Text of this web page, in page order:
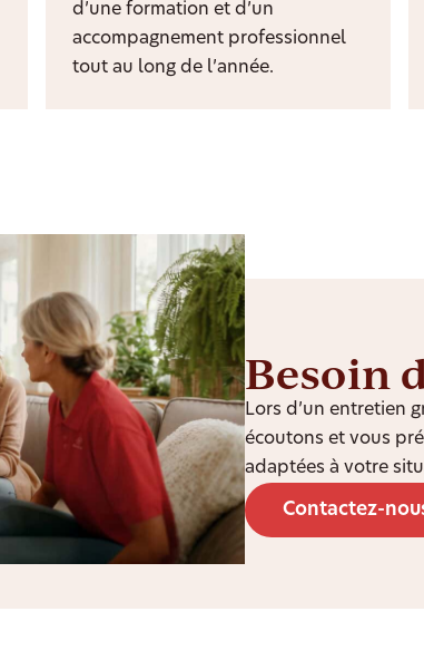
d’une formation et d’un
accompagnement professionnel
tout au long de l’année.
Besoin
Lors d’un entretien
écoutons et vous
adaptées à votre
Contactez-